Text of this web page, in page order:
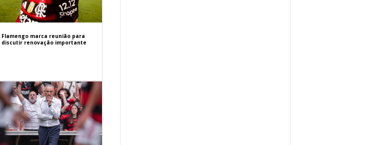
Flamengo marca reunião para
discutir renovação importante